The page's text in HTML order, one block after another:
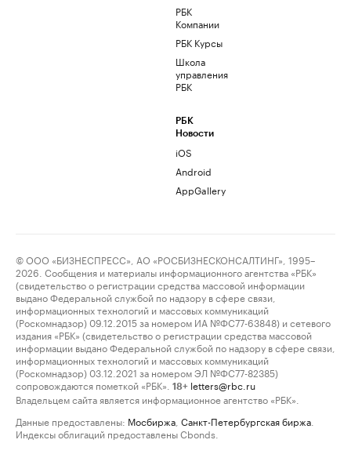
РБК
Компании
РБК Курсы
Школа
управления
РБК
РБК
Новости
iOS
Android
AppGallery
© ООО «БИЗНЕСПРЕСС», АО «РОСБИЗНЕСКОНСАЛТИНГ», 1995–
2026. Сообщения и материалы информационного агентства «РБК»
(свидетельство о регистрации средства массовой информации
выдано Федеральной службой по надзору в сфере связи,
информационных технологий и массовых коммуникаций
(Роскомнадзор) 09.12.2015 за номером ИА №ФС77-63848) и сетевого
издания «РБК» (свидетельство о регистрации средства массовой
информации выдано Федеральной службой по надзору в сфере связи,
информационных технологий и массовых коммуникаций
(Роскомнадзор) 03.12.2021 за номером ЭЛ №ФС77-82385)
сопровождаются пометкой «РБК».
18+ letters@rbc.ru
Владельцем сайта является информационное агентство «РБК».
Данные предоставлены: Мосбиржа Санкт-Петербургская биржа
Индексы облигаций предоставлены Cbonds.